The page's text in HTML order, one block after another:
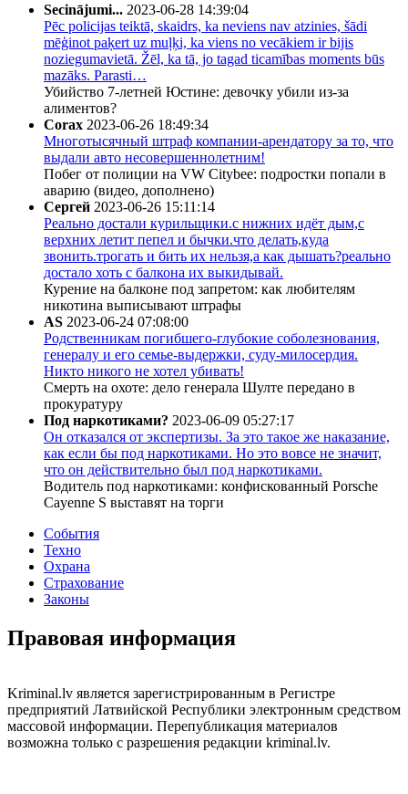
Secinājumi... 2023-06-28 14:39:04
Pēc policijas teiktā, skaidrs, ka neviens nav atzinies, šādi
mēģinot paķert uz muļķi, ka viens no vecākiem ir bijis
noziegumavietā. Žēl, ka tā, jo tagad ticamības moments būs
mazāks. Parasti…
Убийство 7-летней Юстине: девочку убили из-за
алиментов?
Corax 2023-06-26 18:49:34
Многотысячный штраф компании-арендатору за то, что
выдали авто несовершеннолетним!
Побег от полиции на VW Citybee: подростки попали в
аварию (видео, дополнено)
Сергей 2023-06-26 15:11:14
Реально достали курильщики.с нижних идёт дым,с
верхних летит пепел и бычки.что делать,куда
звонить.трогать и бить их нельзя,а как дышать?реально
достало хоть с балкона их выкидывай.
Курение на балконе под запретом: как любителям
никотина выписывают штрафы
AS 2023-06-24 07:08:00
Родственникам погибшего-глубокие соболезнования,
генералу и его семье-выдержки, суду-милосердия.
Никто никого не хотел убивать!
Смерть на охоте: дело генерала Шулте передано в
прокуратуру
Под наркотиками? 2023-06-09 05:27:17
Он отказался от экспертизы. За это такое же наказание,
как если бы под наркотиками. Но это вовсе не значит,
что он действительно был под наркотиками.
Водитель под наркотиками: конфискованный Porsche
Cayenne S выставят на торги
События
Техно
Охрана
Страхование
Законы
Правовая информация
Kriminal.lv является зарегистрированным в Регистре
предприятий Латвийской Республики электронным средством
массовой информации. Перепубликация материалов
возможна только с разрешения редакции kriminal.lv.